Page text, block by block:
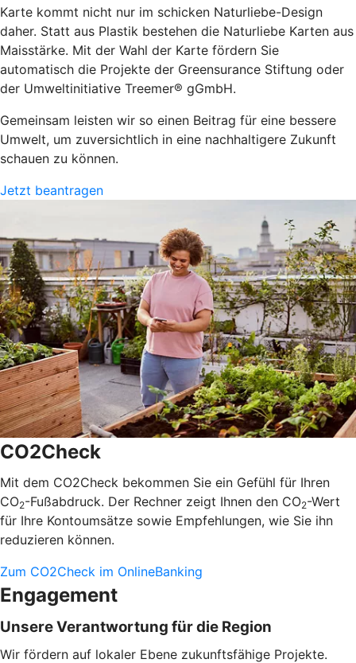
Karte kommt nicht nur im schicken Naturliebe-Design
daher. Statt aus Plastik bestehen die Naturliebe Karten aus
Maisstärke. Mit der Wahl der Karte fördern Sie
automatisch die Projekte der Greensurance Stiftung oder
der Umweltinitiative Treemer® gGmbH.
Gemeinsam leisten wir so einen Beitrag für eine bessere
Umwelt, um zuversichtlich in eine nachhaltigere Zukunft
schauen zu können.
Jetzt beantragen
CO2Check
Mit dem CO2Check bekommen Sie ein Gefühl für Ihren
CO2-Fußabdruck. Der Rechner zeigt Ihnen den CO2-Wert
für Ihre Kontoumsätze sowie Empfehlungen, wie Sie ihn
reduzieren können.
Zum CO2Check im OnlineBanking
Engagement
Unsere Verantwortung für die Region
Wir fördern auf lokaler Ebene zukunftsfähige Projekte.